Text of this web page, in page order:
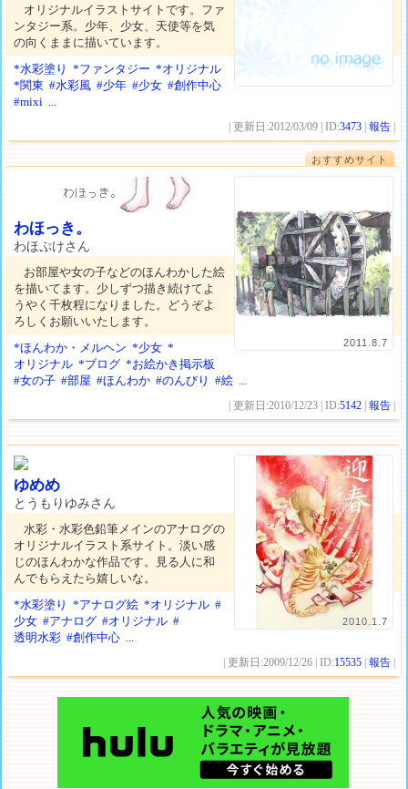
オリジナルイラストサイトです。ファ
ンタジー系。少年、少女、天使等を気
の向くままに描いています。
*水彩塗り
*ファンタジー *オリジナル
*関東 #水彩風 #少年 #少女 #創作中心
#mixi ...
| 更新日:2012/03/09 | ID:3473 |報告
おすすめサイト
2011.8.7
わほっき。
わほぷけさん
お部屋や女の子などのほんわかした絵
を描いてます。少しずつ描き続けてよ
うやく千枚程になりました。どうぞよ
ろしくお願いいたします。
*ほんわか・メルヘン *少女 *
オリジナル *ブログ *お絵かき掲示板
#女の子 #部屋 #ほんわか #のんびり #絵 ...
| 更新日:2010/12/23 | ID:5142 |報告
2010.1.7
ゆめめ
とうもりゆみさん
水彩・水彩色鉛筆メインのアナログの
オリジナルイラスト系サイト。淡い感
じのほんわかな作品です。見る人に和
んでもらえたら嬉しいな。
*水彩塗り
*アナログ絵 *オリジナル #
少女 #アナログ #オリジナル #
透明水彩 #創作中心 ...
| 更新日:2009/12/26 | ID:15535 |報告